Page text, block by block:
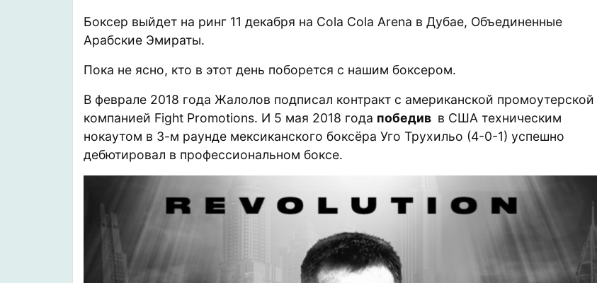
Боксер выйдет на ринг 11 декабря на Cola Cola Arena в Дубае, Объединенные
Арабские Эмираты.
Пока не ясно, кто в этот день поборется с нашим боксером.
В феврале 2018 года Жалолов подписал контракт с американской промоутерской
компанией Fight Promotions. И 5 мая 2018 года победив в США техническим
нокаутом в 3-м раунде мексиканского боксёра Уго Трухильо (4-0-1) успешно
дебютировал в профессиональном боксе.